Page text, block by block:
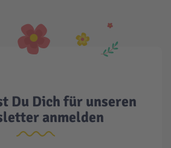
Du Dich für unseren
anmelden